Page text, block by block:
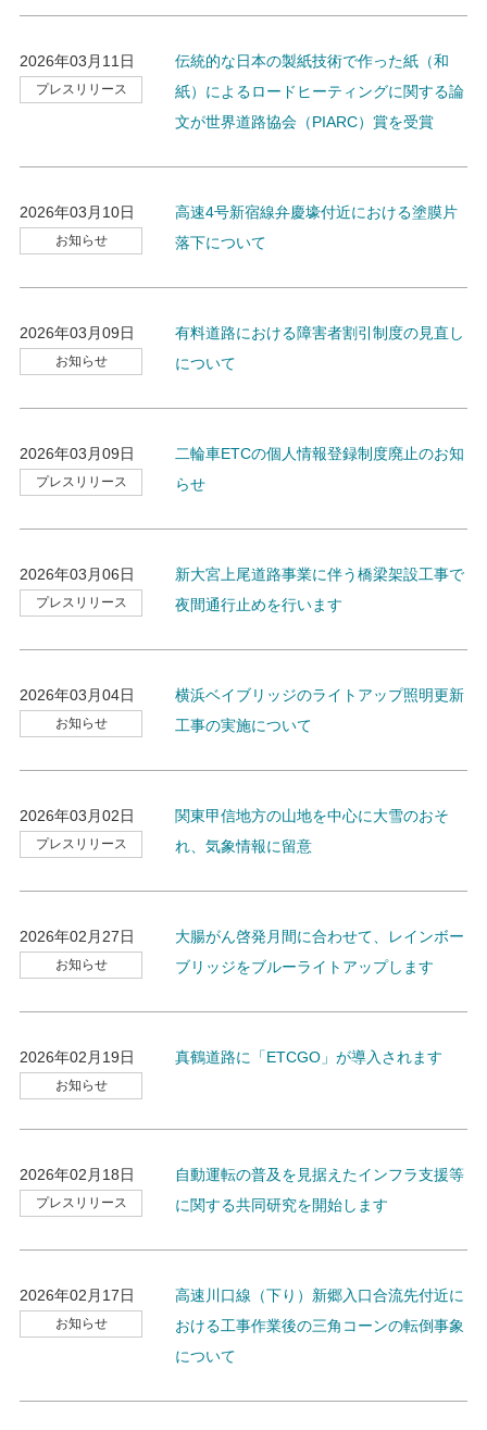
2026年03月11日
プレスリリース
伝統的な日本の製紙技術で作った紙（和
紙）によるロードヒーティングに関する論
文が世界道路協会（PIARC）賞を受賞
2026年03月10日
お知らせ
高速4号新宿線弁慶壕付近における塗膜片
落下について
2026年03月09日
お知らせ
有料道路における障害者割引制度の見直し
について
2026年03月09日
プレスリリース
二輪車ETCの個人情報登録制度廃止のお知
らせ
2026年03月06日
プレスリリース
新大宮上尾道路事業に伴う橋梁架設工事で
夜間通行止めを行います
2026年03月04日
お知らせ
横浜ベイブリッジのライトアップ照明更新
工事の実施について
2026年03月02日
プレスリリース
関東甲信地方の山地を中心に大雪のおそ
れ、気象情報に留意
2026年02月27日
お知らせ
大腸がん啓発月間に合わせて、レインボー
ブリッジをブルーライトアップします
2026年02月19日
お知らせ
真鶴道路に「ETCGO」が導入されます
2026年02月18日
プレスリリース
自動運転の普及を見据えたインフラ支援等
に関する共同研究を開始します
2026年02月17日
お知らせ
高速川口線（下り）新郷入口合流先付近に
おける工事作業後の三角コーンの転倒事象
について